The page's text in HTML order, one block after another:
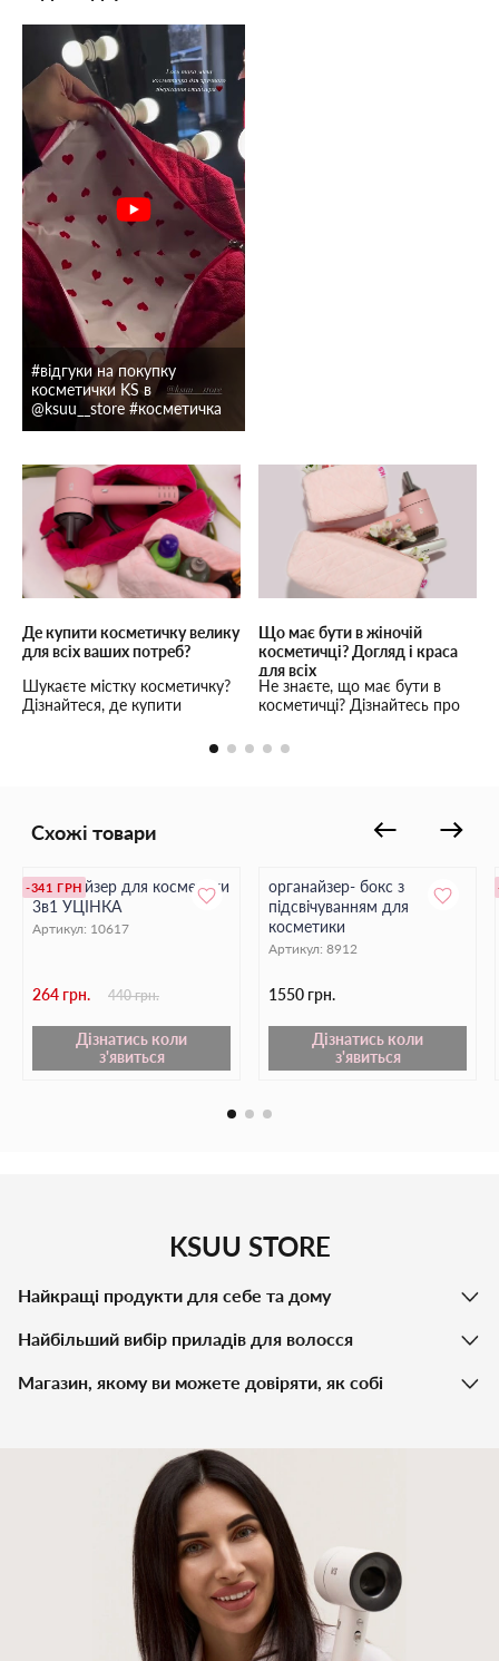
#відгуки на покупку
косметички KS в
@ksuu__store #косметичка
Де купити косметичку велику
для всіх ваших потреб?
Шукаєте містку косметичку?
Дізнайтеся, де купити
для косметики та гаджетів.
Що має бути в жіночій
косметичці? Догляд і краса
для всіх
Не знаєте, що має бути в
косметичці? Дізнайтесь про
якого віку і де купити
Схожі товари
-341 ГРН
Органайзер для косметики
3в1 УЦІНКА
Артикул: 10617
264 грн. 440 грн.
Дізнатись коли
з'явиться
органайзер- бокс з
підсвічуванням для
косметики
Артикул: 8912
1550 грн.
Дізнатись коли
з'явиться
KSUU STORE
Найкращі продукти для себе та дому
Найбільший вибір приладів для волосся
Магазин, якому ви можете довіряти, як собі